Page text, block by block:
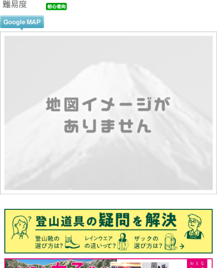
難易度